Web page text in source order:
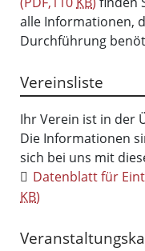
alle Informationen,
Durchführung
Vereinsliste
Ihr Verein ist in der
Die Informationen
sich bei uns mit
Datenblatt für
KB)